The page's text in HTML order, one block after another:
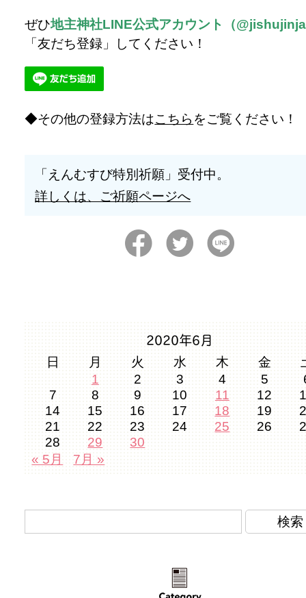
ぜひ地主神社LINE公式アカウント（
「友だち登録」してください！
その他の登録方法はこちら をご覧ください！
「えんむすび特別祈願」受付中。
詳しくは、ご祈願ページへ
2020年6月
日 月 火 水 木 金
1
2 3 4 5
7
8 9 10 11 12
14
15 16 17 18 19
21
22 23 24 25 26
28
29
30
« 5月
7月 »